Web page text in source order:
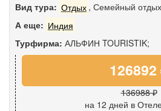
Вид тура: Отдых , Семейный отдых
А еще: Индия
Турфирма: АЛЬФИН TOURISTIK;
126892
136988 ₽
на 12 дней в